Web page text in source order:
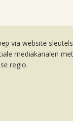
via website
mediakanalen
regio.